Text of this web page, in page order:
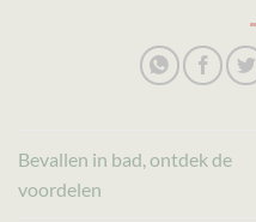
Bevallen in bad, ontdek de
voordelen